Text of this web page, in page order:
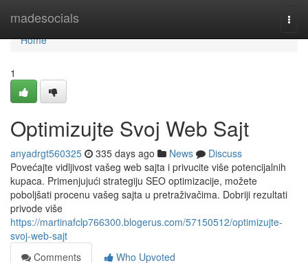
madesocials
Home
Home
1
Optimizujte Svoj Web Sajt
anyadrgt560325 335 days ago News
Discuss
Povećajte vidljivost vašeg web sajta i privucite više potencijalnih
kupaca. Primenjujući strategiju SEO optimizacije, možete
poboljšati procenu vašeg sajta u pretraživačima. Dobriji rezultati
privode više
https://martinafclp766300.blogerus.com/57150512/optimizujte-
svoj-web-sajt
Comments
Who Upvoted